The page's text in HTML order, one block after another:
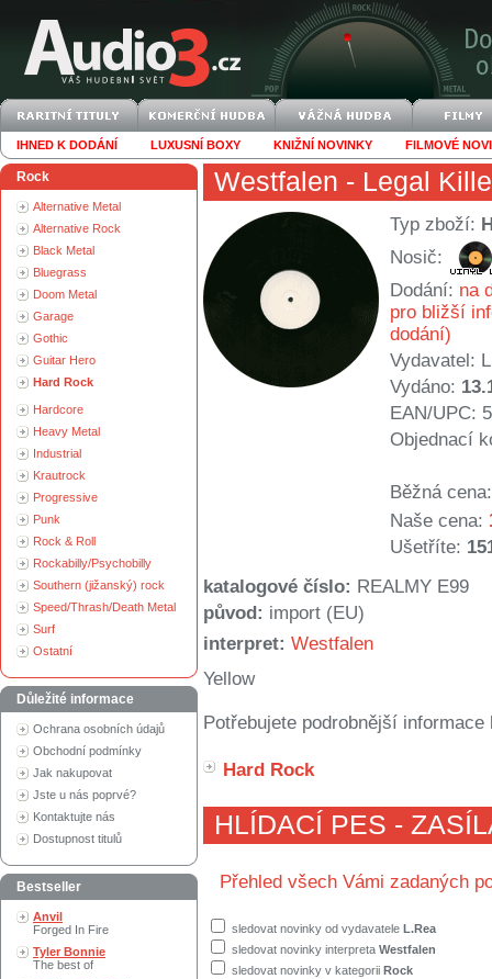
IHNED K DODÁNÍ LUXUSNÍ BOXY KNIŽNÍ NOVINKY FILMOVÉ
Rock
Alternative Metal
Alternative Rock
Black Metal
Bluegrass
Doom Metal
Garage
Gothic
Guitar Hero
Hard Rock
Hardcore
Heavy Metal
Industrial
Krautrock
Progressive
Punk
Rock & Roll
Rockabilly/Psychobilly
Southern (jižanský) rock
Speed/Thrash/Death Metal
Surf
Ostatní
Důležité informace
Ochrana osobních údajů
Obchodní podmínky
Jak nakupovat
Jste u nás poprvé?
Kontaktujte nás
Dostupnost titulů
Bestseller
Anvil
Forged In Fire
Tyler Bonnie
The best of
Westfalen - Legal
Typ zboží:
Nosič:
Dodání: na
pro bližší
dodání)
Vydavatel:
Vydáno:
EAN/UPC:
Objednací
Běžná cena:
Naše cena:
Ušetříte:
katalogové číslo: REALMY E99
původ: import (EU)
interpret: Westfalen
Yellow
Potřebujete podrobnější
Hard Rock
HLÍDACÍ PES -
Přehled všech Vámi zadaných
sledovat novinky od vydavatele L.Rea
sledovat novinky interpreta Westfalen
sledovat novinky v kategorii Rock